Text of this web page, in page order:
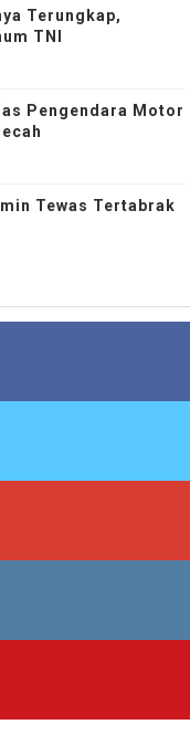
Terungkap,
TNI
Pengendara Motor
Tewas Tertabrak